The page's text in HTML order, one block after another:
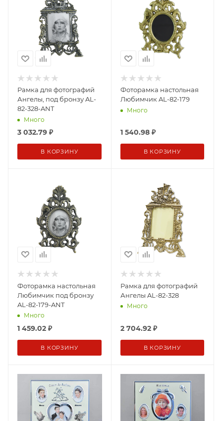
Рамка для фотографий
Ангелы, под бронзу AL-
82-328-ANT
Много
3 032.79 ₽
В КОРЗИНУ
Фоторамка настольная
Любимчик AL-82-179
Много
1 540.98₽
В КОРЗИНУ
Фоторамка настольная
Любимчик под бронзу
AL-82-179-ANT
Много
1 459.02 ₽
В КОРЗИНУ
Рамка для фотографий
Ангелы AL-82-328
Много
2 704.92₽
В КОРЗИНУ